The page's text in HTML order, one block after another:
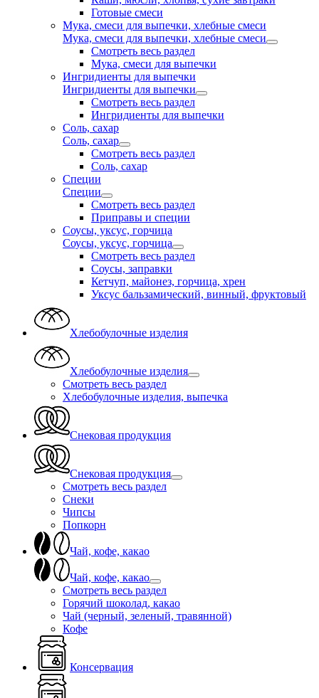
Готовые смеси
Мука, смеси для выпечки, хлебные смеси
Мука, смеси для выпечки, хлебные смеси
Смотреть весь раздел
Мука, смеси для выпечки
Ингридиенты для выпечки
Ингридиенты для выпечки
Смотреть весь раздел
Ингридиенты для выпечки
Соль, сахар
Соль, сахар
Смотреть весь раздел
Соль, сахар
Специи
Специи
Смотреть весь раздел
Приправы и специи
Соусы, уксус, горчица
Соусы, уксус, горчица
Смотреть весь раздел
Соусы, заправки
Кетчуп, майонез, горчица, хрен
Уксус бальзамический, винный, фруктовый
Хлебобулочные изделия
Хлебобулочные изделия
Смотреть весь раздел
Хлебобулочные изделия, выпечка
Снековая продукция
Снековая продукция
Смотреть весь раздел
Снеки
Чипсы
Попкорн
Чай, кофе, какао
Чай, кофе, какао
Смотреть весь раздел
Горячий шоколад, какао
Чай (черный, зеленый, травянной)
Кофе
Консервация